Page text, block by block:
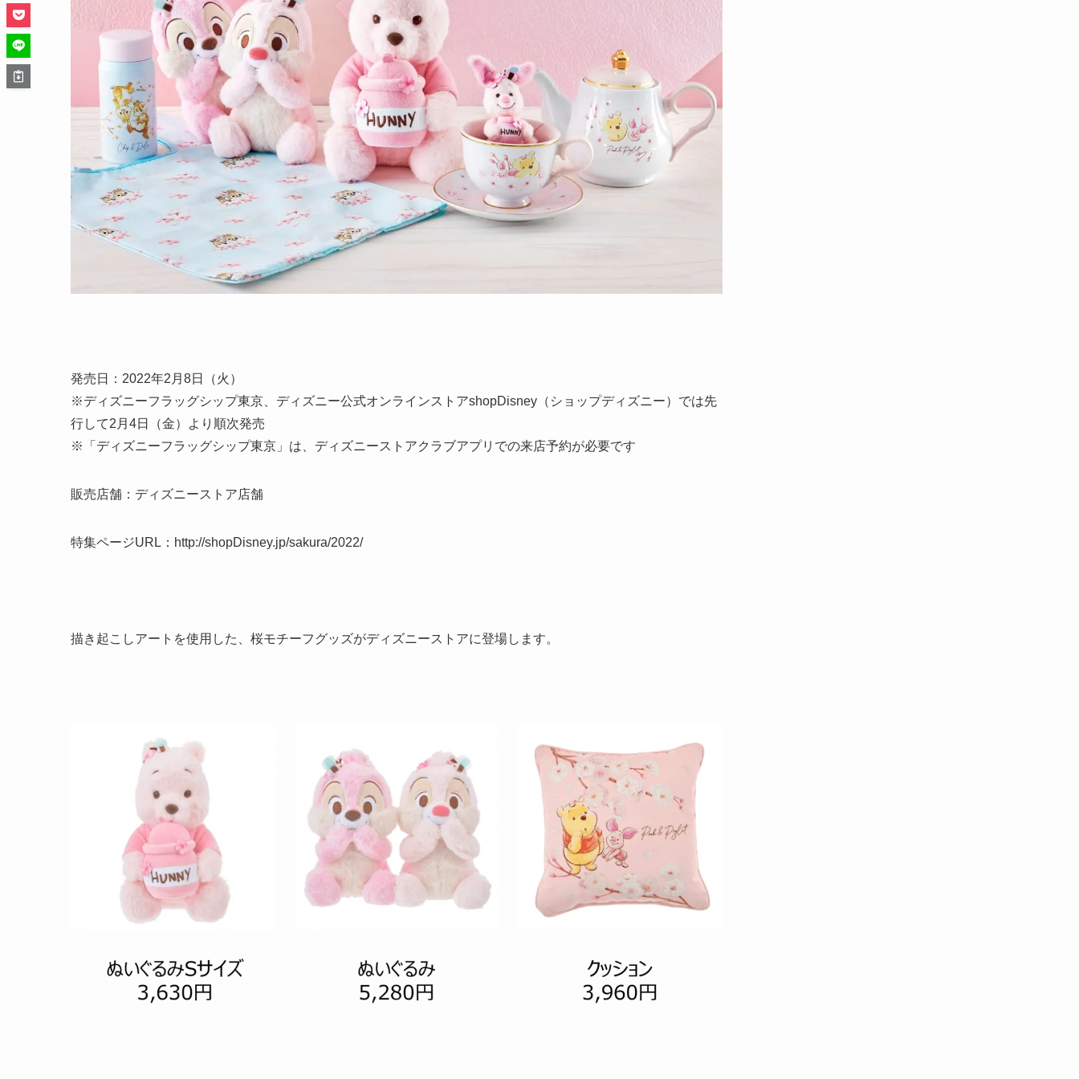
発売日：2022年2月8日（火）
※ディズニーフラッグシップ東京、ディズニー公式オンラインストアshopDisney（ショップディズニー）では先
行して2月4日（金）より順次発売
※「ディズニーフラッグシップ東京」は、ディズニーストアクラブアプリでの来店予約が必要です
販売店舗：ディズニーストア店舗
特集ページURL：http://shopDisney.jp/sakura/2022/
描き起こしアートを使用した、桜モチーフグッズがディズニーストアに登場します。